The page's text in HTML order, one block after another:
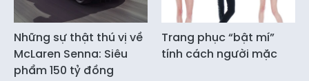
Những sự thật thú vị về
McLaren Senna: Siêu
phẩm 150 tỷ đồng
Trang phục “bật mí”
tính cách người mặc